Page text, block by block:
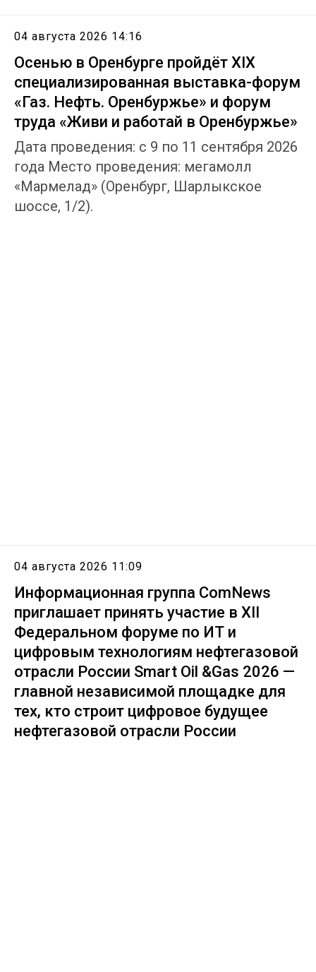
04 августа 2026 14:16
Осенью в Оренбурге пройдёт XIX
специализированная выставка-форум
«Газ. Нефть. Оренбуржье» и форум
труда «Живи и работай в Оренбуржье»
Дата проведения: с 9 по 11 сентября 2026
года Место проведения: мегамолл
«Мармелад» (Оренбург, Шарлыкское
шоссе, 1/2).
04 августа 2026 11:09
Информационная группа ComNews
приглашает принять участие в XII
Федеральном форуме по ИТ и
цифровым технологиям нефтегазовой
отрасли России Smart Oil &Gas 2026 —
главной независимой площадке для
тех, кто строит цифровое будущее
нефтегазовой отрасли России